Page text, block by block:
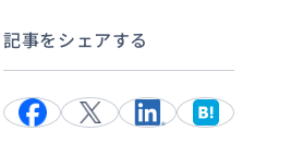
記事をシェアする